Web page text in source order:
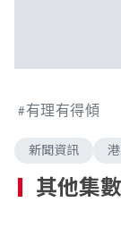
有理有得傾
新聞資訊
其他集數